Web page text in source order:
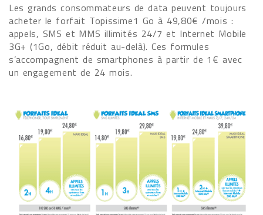
Les grands consommateurs de data peuvent toujours
acheter le forfait Topissime1 Go à 49,80€ /mois :
appels, SMS et MMS illimités 24/7 et Internet Mobile
3G+ (1Go, débit réduit au-delà). Ces formules
s’accompagnent de smartphones à partir de 1€ avec
un engagement de 24 mois.